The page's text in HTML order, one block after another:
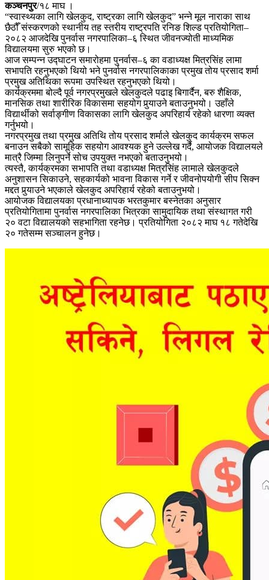
कञ्चनपुर/१८ माघ ।
“स्वास्थ्यका लागि खेलकुद, राष्ट्रका लागि खेलकुद” भन्ने मूल नाराका साथ
छैठौँ संस्करणको स्थानीय तह स्तरीय राष्ट्रपति रनिङ शिल्ड प्रतियोगिता–
२०८२ आजदेखि पुनर्वास नगरपालिका–६ स्थित जीवनज्योती माध्यमिक
विद्यालयमा सुरु भएको छ।
आज सम्पन्न उद्घाटन समारोहमा पुनर्वास–६ का वडाध्यक्ष मित्रसिंह लामा
सभापति रहनुभएको थियो भने पुनर्वास नगरपालिकाका प्रमुख तोय प्रसाद शर्मा
प्रमुख अतिथिका रूपमा उपस्थित रहनुभएको थियो।
कार्यक्रममा बोल्दै पूर्व नगरप्रमुखले खेलकुदले पढाइ बिगार्दैन, बरु शैक्षिक,
मानसिक तथा शारीरिक विकासमा सहयोग पुर्‍याउने बताउनुभयो। उहाँले
विद्यार्थीको सर्वाङ्गीण विकासका लागि खेलकुद अपरिहार्य रहेको धारणा व्यक्त
गर्नुभयो।
नगरप्रमुख तथा प्रमुख अतिथि तोय प्रसाद शर्माले खेलकुद कार्यक्रम सफल
बनाउन सबैको सामूहिक सहयोग आवश्यक हुने उल्लेख गर्दै, आयोजक विद्यालयले
मात्रै जिम्मा लिनुपर्ने सोच उपयुक्त नभएको बताउनुभयो।
त्यस्तै, कार्यक्रमका सभापति तथा वडाध्यक्ष मित्रसिंह लामाले खेलकुदले
अनुशासन सिकाउने, सहकार्यको भावना विकास गर्ने र जीवनोपयोगी सीप सिक्न
मद्दत पुर्‍याउने भएकाले खेलकुद अपरिहार्य रहेको बताउनुभयो।
आयोजक विद्यालयका प्रधानाध्यापक भरतकुमार बस्नेतका अनुसार
प्रतियोगितामा पुनर्वास नगरपालिका भित्रका सामुदायिक तथा संस्थागत गरी
२० वटा विद्यालयको सहभागिता रहनेछ। प्रतियोगिता २०८२ माघ १८ गतेदेखि
२० गतेसम्म सञ्चालन हुनेछ।